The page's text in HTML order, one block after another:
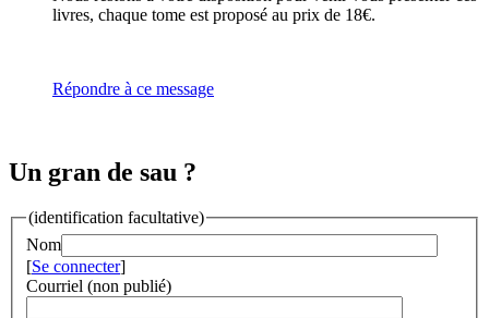
livres, chaque tome est proposé au prix de 18€.
Répondre à ce message
Un gran de sau ?
(identification facultative)
Nom
[Se connecter]
Courriel (non publié)